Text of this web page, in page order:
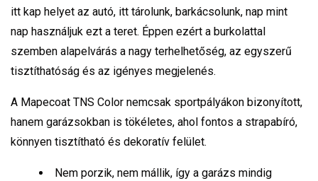
itt kap helyet az autó, itt tárolunk, barkácsolunk, nap mint
nap használjuk ezt a teret. Éppen ezért a burkolattal
szemben alapelvárás a nagy terhelhetőség, az egyszerű
tisztíthatóság és az igényes megjelenés.
A Mapecoat TNS Color nemcsak sportpályákon bizonyított,
hanem garázsokban is tökéletes, ahol fontos a strapabíró,
könnyen tisztítható és dekoratív felület.
Nem porzik, nem mállik, így a garázs mindig